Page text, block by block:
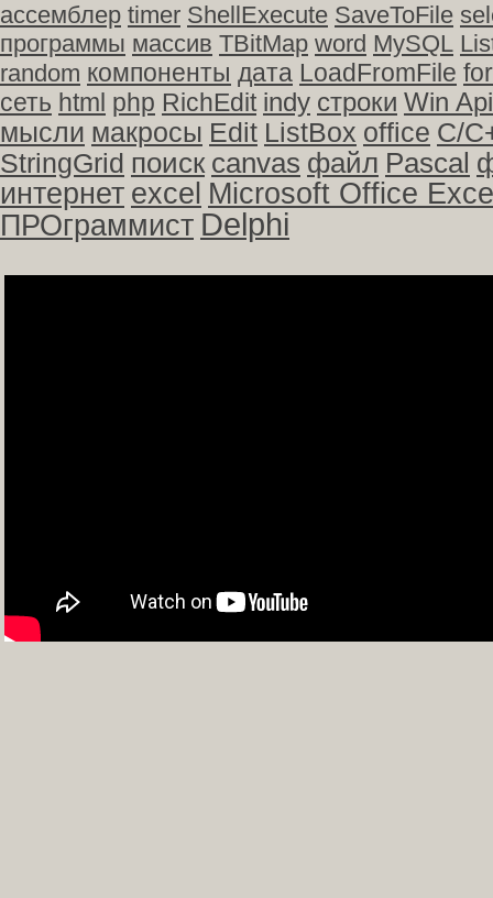
ассемблер timer ShellExecute SaveToFile
программы массив TBitMap word MySQL
random компоненты дата LoadFromFile
сеть html php RichEdit indy строки Win Api
мысли макросы Edit ListBox office C/
StringGrid поиск canvas файл Pascal
интернет excel Microsoft Office
ПРОграммист Delphi